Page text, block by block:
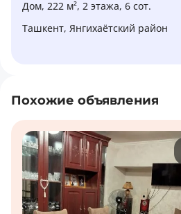
Дом, 222 м², 2 этажа, 6 сот.
Ташкент, Янгихаётский район
Похожие объявления